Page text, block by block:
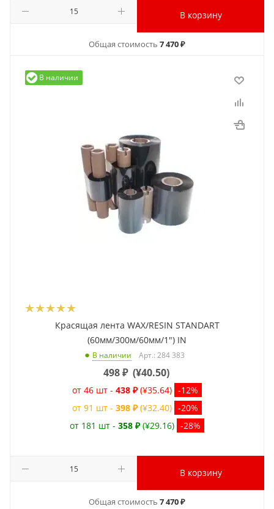
В корзину
Общая стоимость 7 470 ₽
В наличии
Красящая лента WAX/RESIN STANDART
(60мм/300м/60мм/1") IN
В наличии Арт.: 284 383
498₽ (¥40.50)
от 46 шт - 438 ₽ (¥35.64) -12%
от 91 шт - 398 ₽ (¥32.40) -20%
от 181 шт - 358 ₽ (¥29.16) -28%
В корзину
Общая стоимость 7 470 ₽